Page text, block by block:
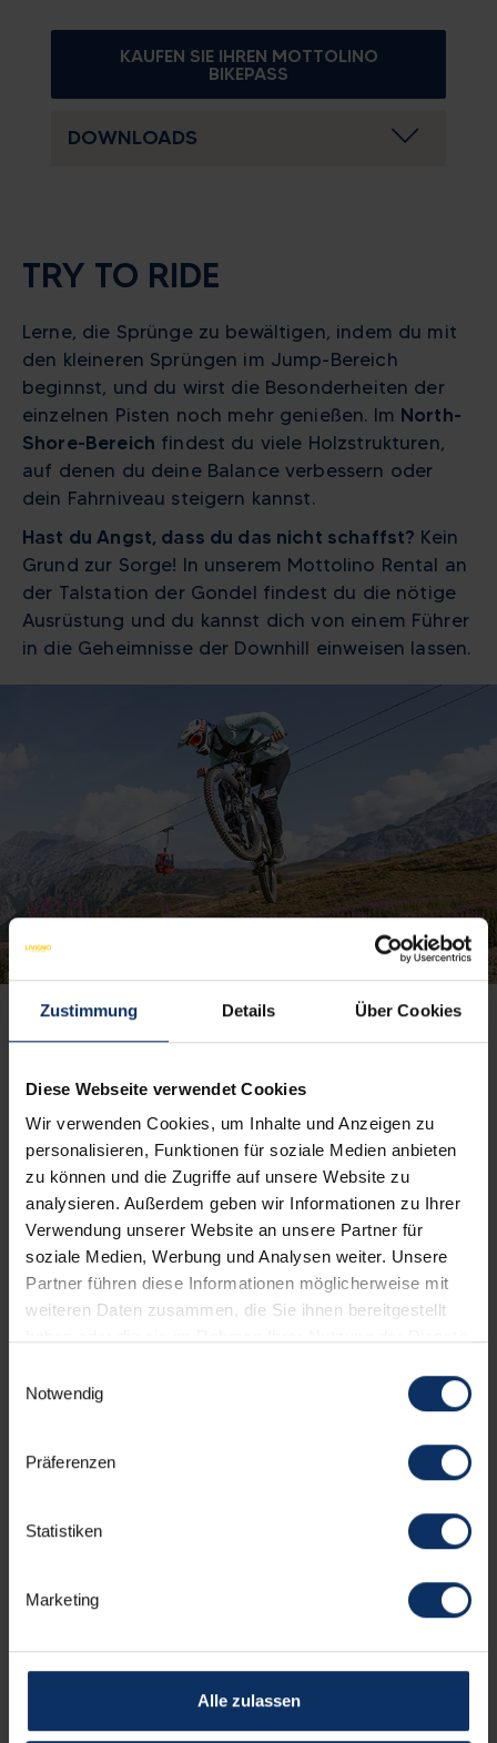
Zustimmung Details Über Cookies
Diese Webseite verwendet Cookies
Wir verwenden Cookies, um Inhalte und Anzeigen zu
personalisieren, Funktionen für soziale Medien anbieten
zu können und die Zugriffe auf unsere Website zu
analysieren. Außerdem geben wir Informationen zu Ihrer
Verwendung unserer Website an unsere Partner für
soziale Medien, Werbung und Analysen weiter. Unsere
Partner führen diese Informationen möglicherweise mit
weiteren Daten zusammen, die Sie ihnen bereitgestellt
Notwendig
Präferenzen
Statistiken
Marketing
Alle zulassen
KAUFEN SIE IHREN MOTTOLINO
BIKEPASS
DOWNLOADS
TRY TO RIDE
Lerne, die Sprünge zu bewältigen, indem du mit
den kleineren Sprüngen im Jump-Bereich
beginnst, und du wirst die Besonderheiten der
einzelnen Pisten noch mehr genießen. Im North-
Shore-Bereich findest du viele Holzstrukturen,
auf denen du deine Balance verbessern oder
dein Fahrniveau steigern kannst.
Hast du Angst, dass du das nicht schaffst? Kein
Grund zur Sorge! In unserem Mottolino Rental an
der Talstation der Gondel findest du die nötige
Ausrüstung und du kannst dich von einem Führer
in die Geheimnisse der Downhill einweisen lassen.
BEREICHE
IDEEN AUS UNSEREM BLOG